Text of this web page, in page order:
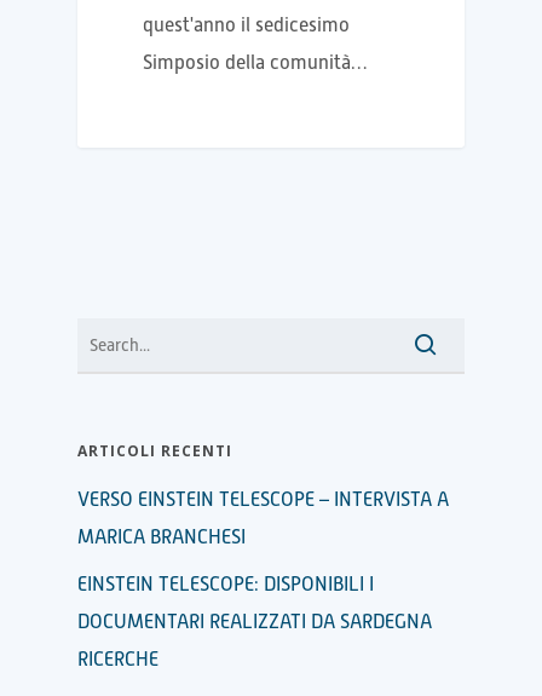
quest'anno il sedicesimo
Simposio della comunità…
ARTICOLI RECENTI
VERSO EINSTEIN TELESCOPE – INTERVISTA A
MARICA BRANCHESI
EINSTEIN TELESCOPE: DISPONIBILI I
DOCUMENTARI REALIZZATI DA SARDEGNA
RICERCHE